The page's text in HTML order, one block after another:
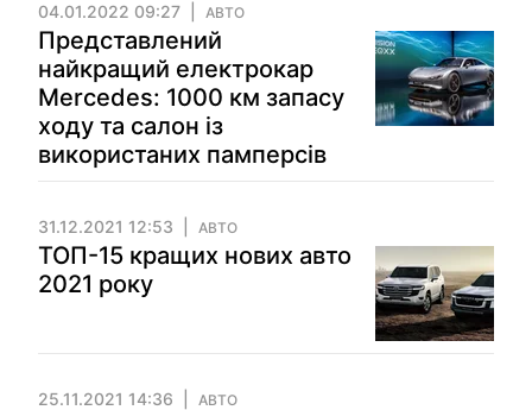
04.01.2022 09:27 АВТО
Представлений
найкращий електрокар
Mercedes: 1000 км запасу
ходу та салон із
використаних памперсів
31.12.2021 12:53 АВТО
ТОП-15 кращих нових авто
2021 року
25.11.2021 14:36 АВТО